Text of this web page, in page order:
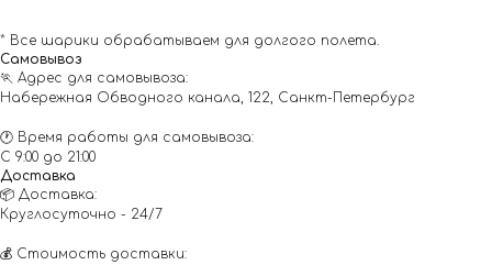
* Все шарики обрабатываем для долгого полета.
Самовывоз
🏃 Адрес для самовывоза:
Набережная Обводного канала, 122, Санкт-Петербург
🕐 Время работы для самовывоза:
С 9:00 до 21:00
Доставка
📦 Доставка:
Круглосуточно - 24/7
💰 Стоимость доставки: